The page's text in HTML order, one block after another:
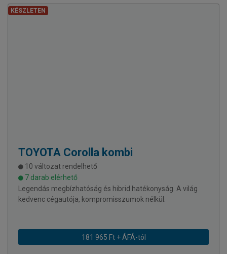
KÉSZLETEN
TOYOTA Corolla kombi
10 változat rendelhető
7 darab elérhető
Legendás megbízhatóság és hibrid hatékonyság. A világ
kedvenc cégautója, kompromisszumok nélkül.
181 965 Ft + ÁFÁ-tól